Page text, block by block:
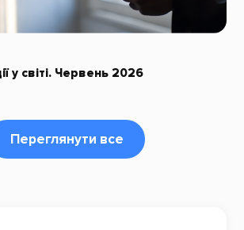
у світі. Червень 2026
Переглянути все